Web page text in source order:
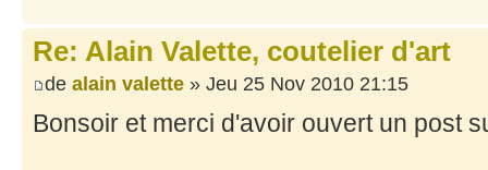
Re: Alain Valette, coutelier d'art
de alain valette » Jeu 25 Nov 2010 21:15
Bonsoir et merci d'avoir ouvert un post